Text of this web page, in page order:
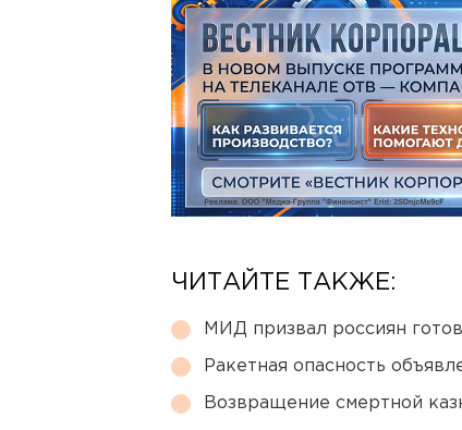
ЧИТАЙТЕ ТАКЖЕ:
МИД призвал россиян
Ракетная опасность
Возвращение смертной